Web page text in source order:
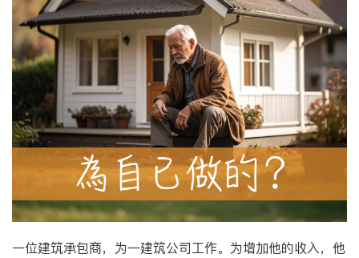
一位建筑承包商，为一建筑公司工作。为增加他的收入，他